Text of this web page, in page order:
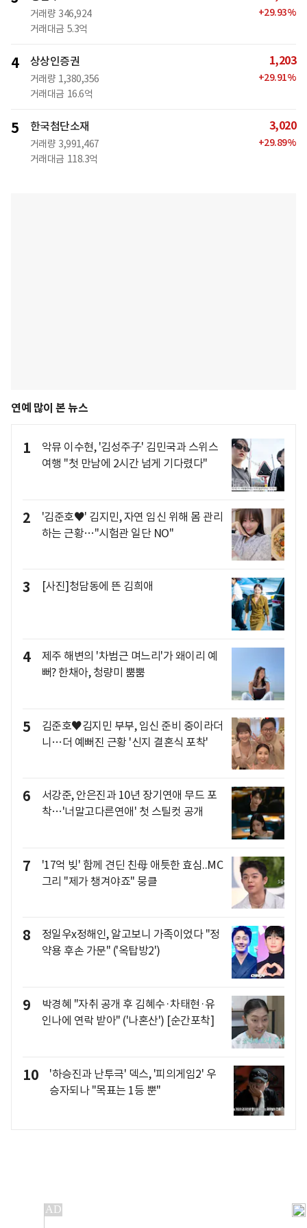
거래량 346,924
거래대금 5.3억
+29.93%
4 상상인증권
거래량 1,380,356
거래대금 16.6억
1,203
+29.91%
5 한국첨단소재
거래량 3,991,467
거래대금 118.3억
3,020
+29.89%
연예 많이 본 뉴스
1
악뮤 이수현, '김성주子' 김민국과 스위스
여행 "첫 만남에 2시간 넘게 기다렸다"
2
'김준호♥' 김지민, 자연 임신 위해 몸 관리
하는 근황…"시험관 일단 NO"
3 [사진]청담동에 뜬 김희애
4
제주 해변의 '차범근 며느리'가 왜이리 예
뻐? 한채아, 청량미 뿜뿜
5
김준호♥김지민 부부, 임신 준비 중이라더
니…더 예뻐진 근황 '신지 결혼식 포착'
6
서강준, 안은진과 10년 장기연애 무드 포
착…'너말고다른연애' 첫 스틸컷 공개
7
'17억 빚' 함께 견딘 친母 애틋한 효심..MC
그리 "제가 챙겨야죠" 뭉클
8
정일우x정해인, 알고보니 가족이었다 "정
약용 후손 가문" ('옥탑방2')
9
박경혜 "자취 공개 후 김혜수·차태현·유
인나에 연락 받아" ('나혼산') [순간포착]
10
'하승진과 난투극' 덱스, '피의게임2' 우
승자되나 "목표는 1등 뿐"